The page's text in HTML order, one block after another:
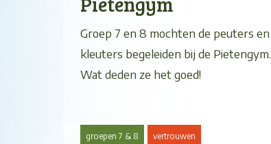
Groep 7 en 8 mochten de peuters en
kleuters begeleiden bij de Pietengym.
Wat deden ze het goed!
groepen 7 & 8 vertrouwen